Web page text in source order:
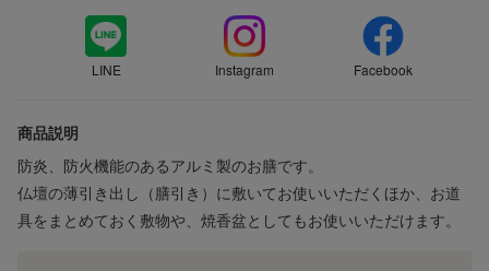
LINE Instagram Facebook
商品説明
防炎、防火機能のあるアルミ製のお膳です。
仏壇の薄引き出し（膳引き）に敷いてお使いいただくほか、お道
具をまとめておく敷物や、焼香盆としてもお使いいただけます。